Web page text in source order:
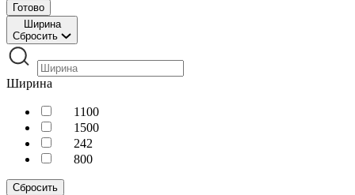
Готово
Ширина
Сбросить
Ширина
1100
1500
242
800
Сбросить